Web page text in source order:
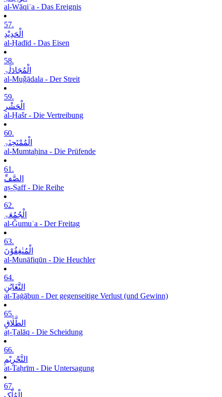
al-Wāqiʿa - Das Ereignis
57.
الْحَدِیْدِ
al-Ḥadīd - Das Eisen
58.
الْمُجَادَلَۃِ
al-Muǧādala - Der Streit
59.
الْحَشْرِ
al-Ḥašr - Die Vertreibung
60.
الْمُمْتَحِنَۃِ
al-Mumtaḥina - Die Prüfende
61.
الصَّفِّ
aṣ-Ṣaff - Die Reihe
62.
الْجُمُعَۃِ
al-Ǧumuʿa - Der Freitag
63.
الْمُنٰفِقُوْنَ
al-Munāfiqūn - Die Heuchler
64.
التَّغَابُنِ
at-Taġābun - Der gegenseitige Verlust (und Gewinn)
65.
الطَّلَاقِ
aṭ-Ṭalāq - Die Scheidung
66.
التَّحْرِیْمِ
at-Taḥrīm - Die Untersagung
67.